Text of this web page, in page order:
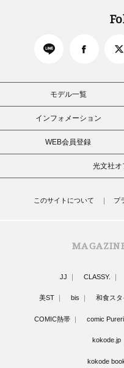
モデル一覧
インフォメーション
WEB会員登録
光文社オ
このサイトについて プ
JJ CLASSY.
美ST bis 和食スタ
COMIC熱帯 comic Pureri
kokode.jp
kokode